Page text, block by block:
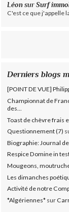
Léon surSurf
C'est ce que j'appelle
Derniers blogs
[POINT DE VUE]
Championnat de
des...
Toast de chèvre frais
Questionnement (7)
Biographie: Journal
Respice Domine in
Mougeons,
Les dimanches
Activité de notre
*Algériennes* sur